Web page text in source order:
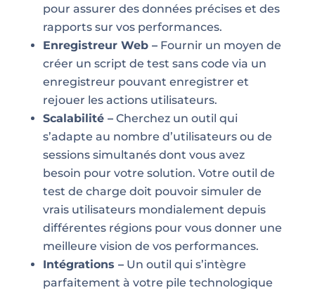
pour assurer des données précises et des
rapports sur vos performances.
Enregistreur Web –Fournir un moyen de
créer un script de test sans code via un
enregistreur pouvant enregistrer et
rejouer les actions utilisateurs.
Scalabilité –Cherchez un outil qui
s’adapte au nombre d’utilisateurs ou de
sessions simultanés dont vous avez
besoin pour votre solution. Votre outil de
test de charge doit pouvoir simuler de
vrais utilisateurs mondialement depuis
différentes régions pour vous donner une
meilleure vision de vos performances.
Intégrations –Un outil qui s’intègre
parfaitement à votre pile technologique